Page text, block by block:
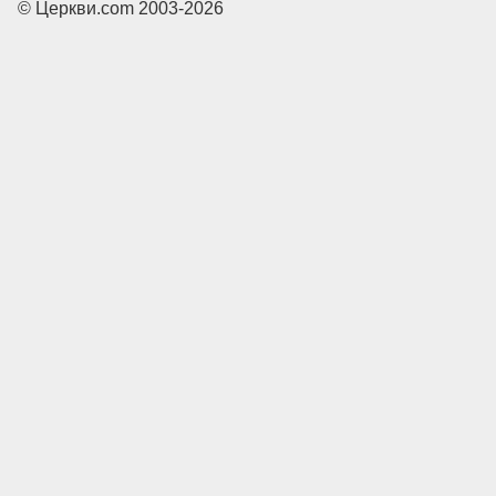
© Церкви.com 2003-2026